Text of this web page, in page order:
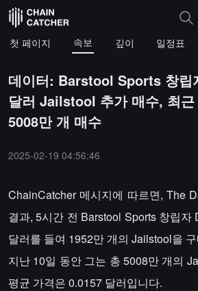
첫 페이지 속보 깊이 일정표
데이터: Barstool Sports 창립
달러 Jailstool 추가 매수, 최근
5008만 개 매수
2025-02-19 04:56:46
ChainCatcher 메시지에 따르면, The
결과, 5시간 전 Barstool Sports 창립자
달러를 들여 1952만 개의 Jailstool을
지난 10일 동안 그는 총 5008만 개의
평균 가격은 0.0157 달러입니다.